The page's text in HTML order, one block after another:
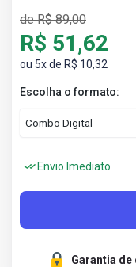
de R$ 89,00
R$ 51,62
ou 5x de R$ 10,32
Escolha o formato:
Envio Imediato
Garantia